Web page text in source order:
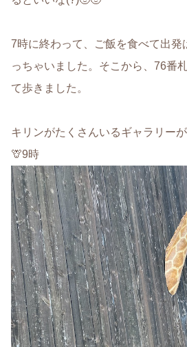
7時に終わって、ご飯を食べて出発
っちゃいました。そこから、76番
て歩きました。
キリンがたくさんいるギャラリー
🦒9時